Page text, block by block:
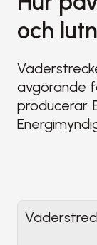
och
avgörande
producerar.